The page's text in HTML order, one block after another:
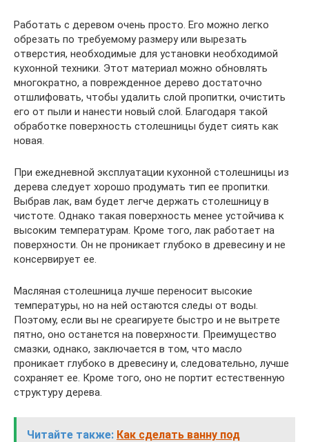
Работать с деревом очень просто. Его можно легко
обрезать по требуемому размеру или вырезать
отверстия, необходимые для установки необходимой
кухонной техники. Этот материал можно обновлять
многократно, а поврежденное дерево достаточно
отшлифовать, чтобы удалить слой пропитки, очистить
его от пыли и нанести новый слой. Благодаря такой
обработке поверхность столешницы будет сиять как
новая.
При ежедневной эксплуатации кухонной столешницы из
дерева следует хорошо продумать тип ее пропитки.
Выбрав лак, вам будет легче держать столешницу в
чистоте. Однако такая поверхность менее устойчива к
высоким температурам. Кроме того, лак работает на
поверхности. Он не проникает глубоко в древесину и не
консервирует ее.
Масляная столешница лучше переносит высокие
температуры, но на ней остаются следы от воды.
Поэтому, если вы не среагируете быстро и не вытрете
пятно, оно останется на поверхности. Преимущество
смазки, однако, заключается в том, что масло
проникает глубоко в древесину и, следовательно, лучше
сохраняет ее. Кроме того, оно не портит естественную
структуру дерева.
Читайте также: Как сделать ванну под